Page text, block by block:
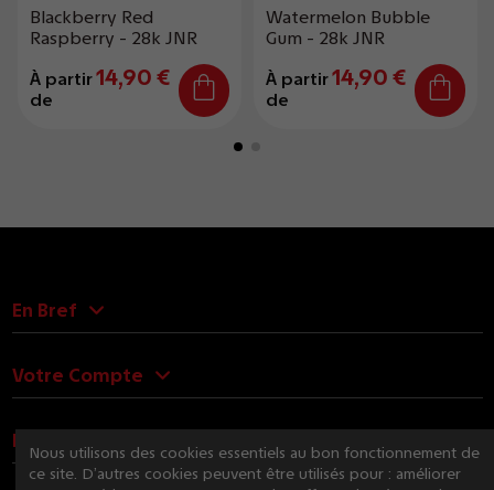
Blackberry Red
Raspberry - 28k JNR
À partir
de
14,90 €
Watermelon Bubble
Gum - 28k JNR
À partir
de
14,90 €
En Bref
Votre Compte
Nous Contacter
Nous utilisons des cookies essentiels au bon fonctionnement de
ce site. D’autres cookies peuvent être utilisés pour : améliorer